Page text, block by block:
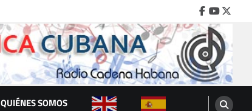
Facebook
Youtube
QUIÉNES SOMOS